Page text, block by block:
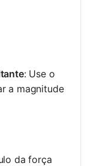
F_x
F_y
: Use o
a magnitude
+
da força